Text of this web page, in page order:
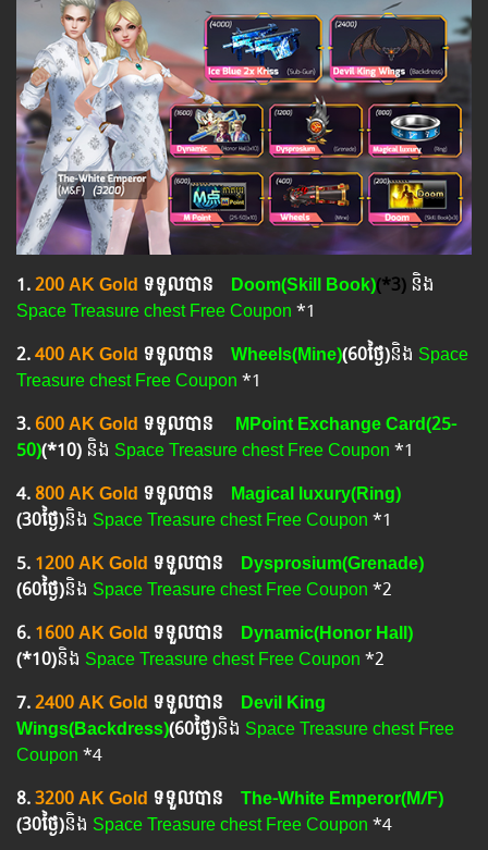
1.​200 AK Gold ទទួលបាន Doom(Skill Book)(*3) និង
Space Treasure chest Free Coupon*1
2.​400 AK Gold ទទួលបាន Wheels(Mine)(60ថ្ងៃ)និង Space
Treasure chest Free Coupon*1
3.​600 AK Gold ទទួលបាន
MPoint Exchange Card(25-
50)(*10) និង Space Treasure chest Free Coupon*1
4.​800 AK Gold ទទួលបាន Magical luxury(Ring)
(30ថ្ងៃ)និង Space Treasure chest Free Coupon*1
5.​1200 AK Gold ទទួលបាន Dysprosium(Grenade)
(60ថ្ងៃ)និង Space Treasure chest Free Coupon*2
6.​1600 AK Gold ទទួលបាន Dynamic(Honor Hall)
(*10)និង Space Treasure chest Free Coupon*2
7. ​2400 AK Gold ទទួលបាន Devil King
Wings(Backdress)(60ថ្ងៃ)និង Space Treasure chest Free
Coupon*4
8.3200 AK Gold ទទួលបាន The-White Emperor(M/F)
(30ថ្ងៃ)និង Space Treasure chest Free Coupon*4